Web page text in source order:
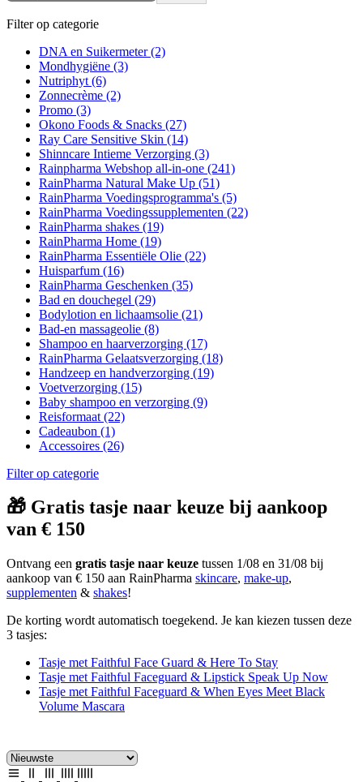
Filter op categorie
DNA en Suikermeter(2)
Mondhygiëne (3)
Nutriphyt (6)
Zonnecrème (2)
Promo (3)
Okono Foods & Snacks (27)
Ray Care Sensitive Skin (14)
Shinncare Intieme Verzorging (3)
Rainpharma Webshop all-in-one (241)
RainPharma Natural Make Up (51)
RainPharma Voedingsprogramma's (5)
RainPharma Voedingssupplementen (22)
RainPharma shakes (19)
RainPharma Home (19)
RainPharma Essentiële Olie (22)
Huisparfum (16)
RainPharma Geschenken (35)
Bad en douchegel (29)
Bodylotion en lichaamsolie (21)
Bad-en massageolie (8)
Shampoo en haarverzorging (17)
RainPharma Gelaatsverzorging (18)
Handzeep en handverzorging (19)
Voetverzorging (15)
Baby shampoo en verzorging (9)
Reisformaat (22)
Cadeaubon (1)
Accessoires (26)
Filter op categorie
🎁 Gratis tasje naar keuze bij aankoop
van € 150
Ontvang een gratis tasje naar keuze tussen 1/08 en 31/08 bij
aankoop van € 150 aan RainPharma skincare, make-up,
supplementen & shakes!
De korting wordt automatisch toegekend. Je kan kiezen tussen deze
3 tasjes:
Tasje met Faithful Face Guard & Here To Stay
Tasje met Faithful Faceguard & Lipstick Speak Up Now
Tasje met Faithful Faceguard & When Eyes Meet Black
Volume Mascara